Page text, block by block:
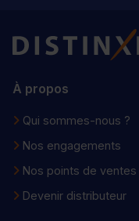
À propos
Qui sommes-nous ?
Nos engagements
Nos points de ventes
Devenir distributeur